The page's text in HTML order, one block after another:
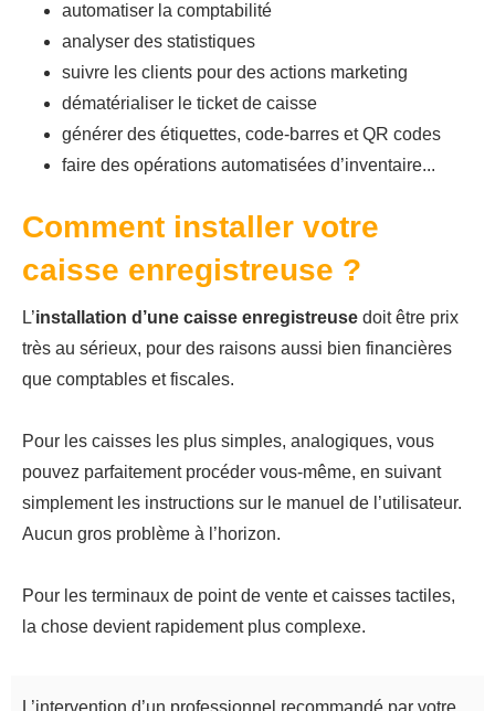
automatiser la comptabilité
analyser des statistiques
suivre les clients pour des actions marketing
dématérialiser le ticket de caisse
générer des étiquettes, code-barres et QR codes
faire des opérations automatisées d’inventaire...
Comment installer votre
caisse enregistreuse ?
L’installation d’une caisse enregistreuse doit être prix
très au sérieux, pour des raisons aussi bien financières
que comptables et fiscales.
Pour les caisses les plus simples, analogiques, vous
pouvez parfaitement procéder vous-même, en suivant
simplement les instructions sur le manuel de l’utilisateur.
Aucun gros problème à l’horizon.
Pour les terminaux de point de vente et caisses tactiles,
la chose devient rapidement plus complexe.